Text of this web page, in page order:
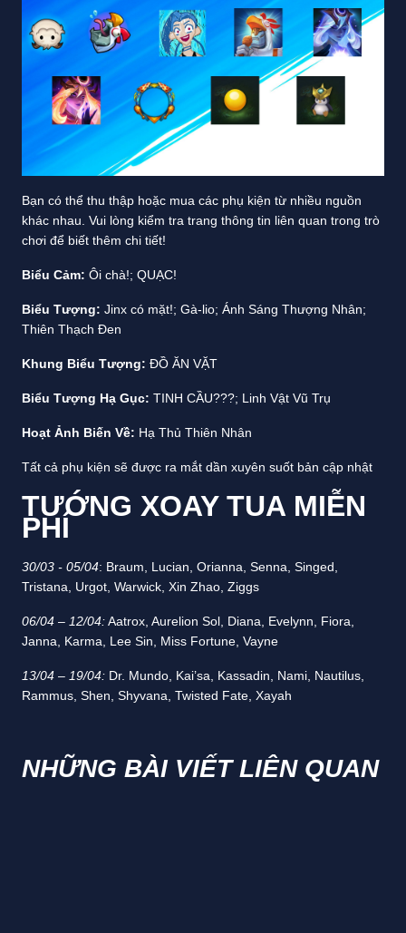
Bạn có thể thu thập hoặc mua các phụ kiện từ nhiều nguồn
khác nhau. Vui lòng kiểm tra trang thông tin liên quan trong trò
chơi để biết thêm chi tiết!
Biểu Cảm: Ôi chà!; QUẠC!
Biểu Tượng: Jinx có mặt!; Gà-lio; Ánh Sáng Thượng Nhân;
Thiên Thạch Đen
Khung Biểu Tượng: ĐỒ ĂN VẶT
Biểu Tượng Hạ Gục: TINH CẦU???; Linh Vật Vũ Trụ
Hoạt Ảnh Biến Về: Hạ Thủ Thiên Nhân
Tất cả phụ kiện sẽ được ra mắt dần xuyên suốt bản cập nhật
TƯỚNG XOAY TUA MIỄN
PHÍ
30/03 - 05/04: Braum, Lucian, Orianna, Senna, Singed,
Tristana, Urgot, Warwick, Xin Zhao, Ziggs
06/04 – 12/04:Aatrox, Aurelion Sol, Diana, Evelynn, Fiora,
Janna, Karma, Lee Sin, Miss Fortune, Vayne
13/04 – 19/04: Dr. Mundo, Kai’sa, Kassadin, Nami, Nautilus,
Rammus, Shen, Shyvana, Twisted Fate, Xayah
NHỮNG BÀI VIẾT LIÊN QUAN